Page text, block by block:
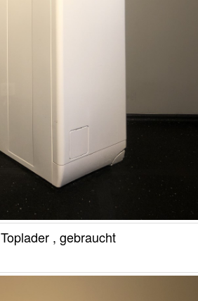
Toplader , gebraucht